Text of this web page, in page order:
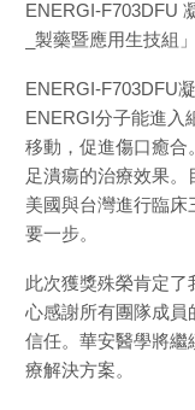
ENERGI-F703DFU
_製藥暨應用生技組
ENERGI-F703DFU
ENERGI分子能進入
移動，促進傷口癒合
足潰瘍的治療效果
美國與台灣進行臨
要一步。
此次獲獎殊榮肯定
心感謝所有團隊成員
信任。華安醫學將繼
療解決方案。